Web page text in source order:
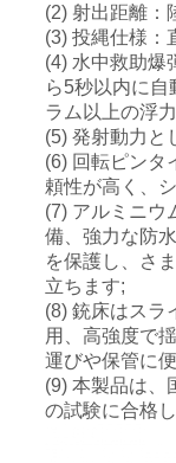
(2) 射出距離：
(3) 投縄仕様：
(4) 水中救助爆
ら5秒以内に
ラム以上の浮
(5) 発射動力と
(6) 回転ピンタ
頼性が高く、
(7) アルミニウ
備、強力な防
を保護し、さ
立ちます;
(8) 銃床はスラ
用、高強度で
運びや保管に
(9) 本製品は、
の試験に合格